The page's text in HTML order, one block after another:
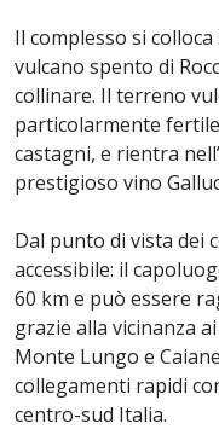
Il complesso si
vulcano spento di
collinare. Il terreno
particolarmente
castagni, e rientra
prestigioso vino
Dal punto di vista dei
accessibile: il
60 km e può essere
grazie alla vicinanza
Monte Lungo e
collegamenti rapidi
centro-sud Italia.